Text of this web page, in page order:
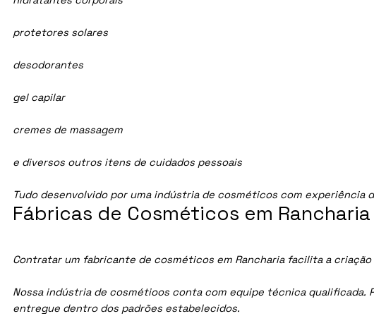
protetores solares
desodorantes
gel capilar
cremes de massagem
e diversos outros itens de cuidados pessoais
Tudo desenvolvido por uma indústria de cosméticos com experiência
Contratar um fabricante de cosméticos em Rancharia facilita a
Nossa indústria de cosmétioos conta com equipe técnica
entregue dentro dos padrões estabelecidos.
Fábricas de Cosméticos em Rancharia